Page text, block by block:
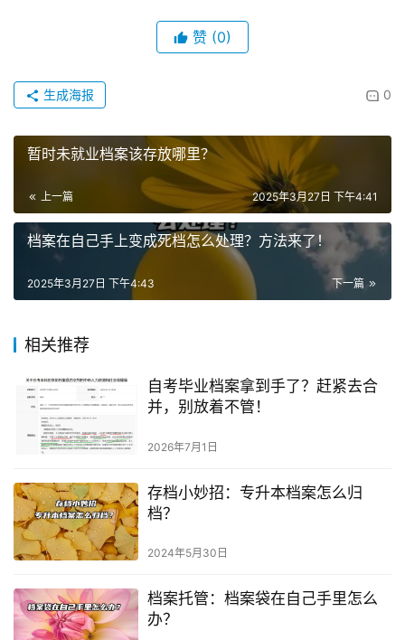
赞 (0)
0
生成海报
暂时未就业档案该存放哪里？
上一篇 2025年3月27日 下午4:41
档案在自己手上变成死档怎么处理？方法来了！
下一篇
2025年3月27日 下午4:43
相关推荐
自考毕业档案拿到手了？赶紧去合
并，别放着不管！
2026年7月1日
存档小妙招：专升本档案怎么归
档？
2024年5月30日
档案托管：档案袋在自己手里怎么
办？